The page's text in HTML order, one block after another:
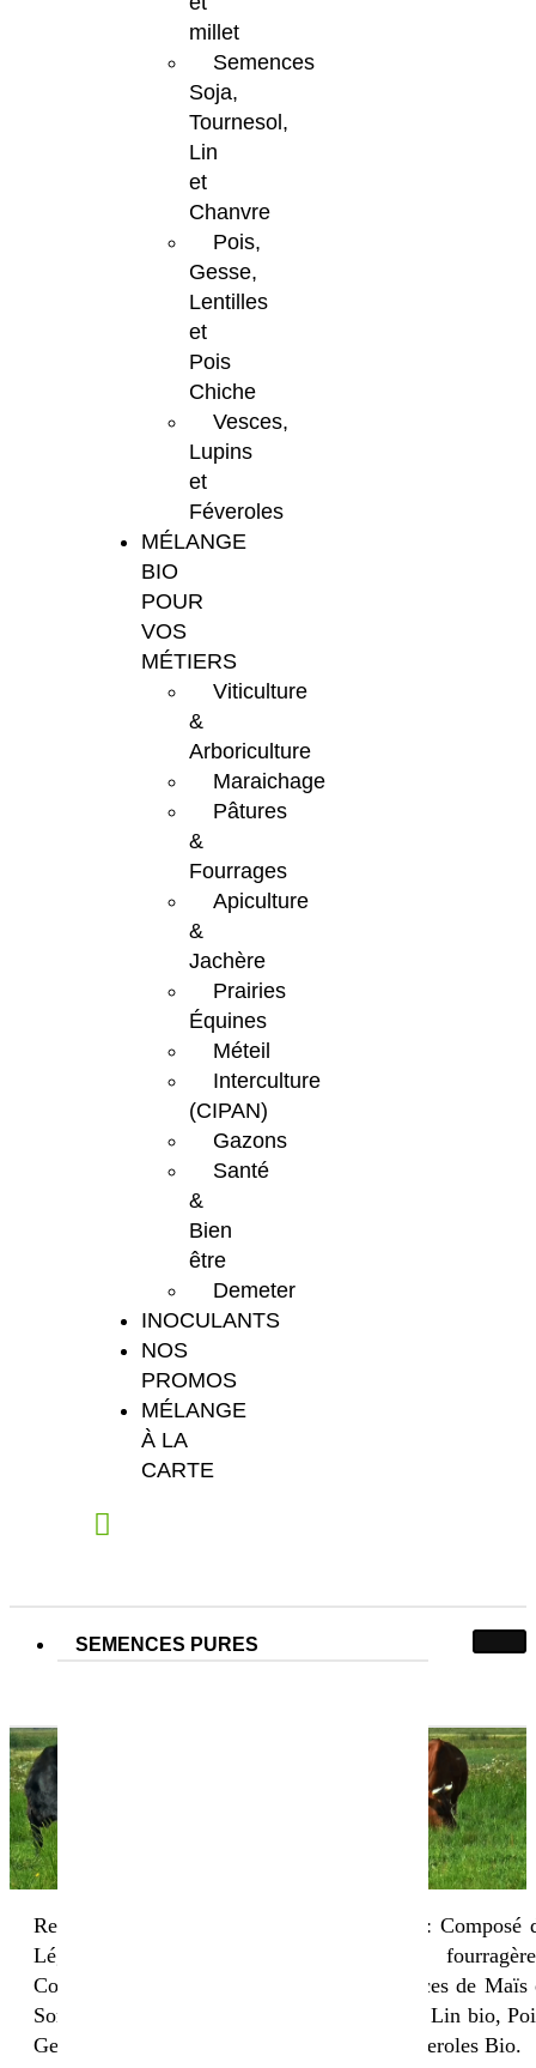
millet
Semences
Soja,
Tournesol,
Lin
et
Chanvre
Pois,
Gesse,
Lentilles
et
Pois
Chiche
Vesces,
Lupins
et
Féveroles
MÉLANGE
BIO
POUR
VOS
MÉTIERS
Viticulture
&
Arboriculture
Maraichage
Pâtures
&
Fourrages
Apiculture
&
Jachère
Prairies
Équines
Méteil
Interculture
(CIPAN)
Gazons
Santé
&
Bien
être
Demeter
INOCULANTS
NOS
PROMOS
MÉLANGE
À LA
CARTE
SEMENCES PURES
Retrouvez nos gammes de semences pures : Composé
Légumineuses fourragères, Graminées
Couvert végétaux, Céréales à paille, Semences de Maïs
Sorgho Bio, Semences de Soja, Tournesol et Lin bio,
Gesse et Lentilles Bio, Vesces, Lupins et Féveroles Bio.